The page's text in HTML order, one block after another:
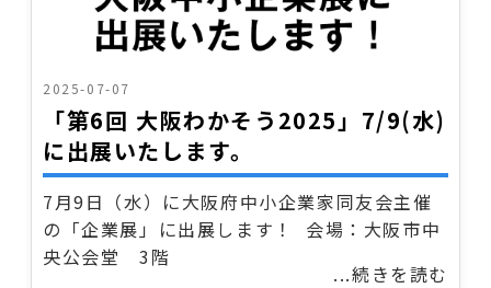
2025-07-07
「第6回 大阪わかそう2025」7/9(水)
に出展いたします。
7月9日（水）に大阪府中小企業家同友会主催
の「企業展」に出展します！ 会場：大阪市中
央公会堂 3階
...続きを読む